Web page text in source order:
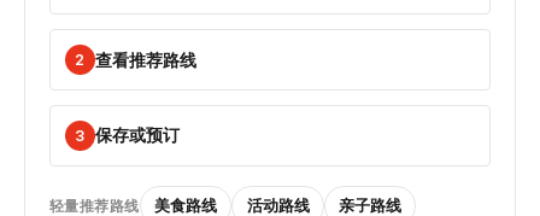
2 查看推荐路线
3 保存或预订
轻量推荐路线 美食路线 活动路线 亲子路线